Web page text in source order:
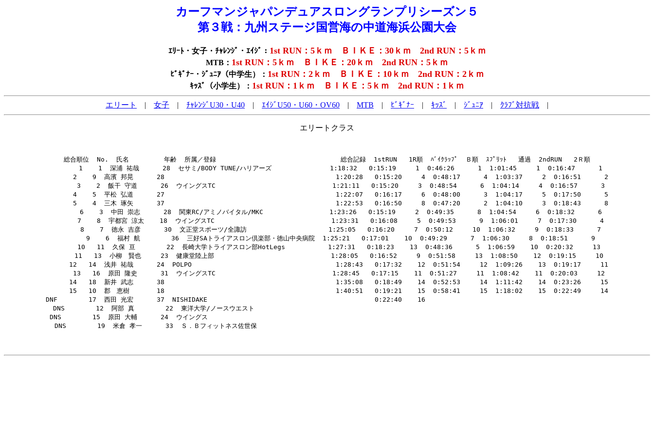
カーフマンジャパンデュアスロングランプリシーズン５
第３戦：九州ステージ国営海の中道海浜公園大会
ｴﾘｰﾄ・女子・ﾁｬﾚﾝｼﾞ・ｴｲｼﾞ： 1st RUN：5ｋｍ ＢＩＫＥ：30ｋｍ 2nd RUN：5ｋｍ
MTB： 1st RUN：5ｋｍ ＢＩＫＥ：20ｋｍ 2nd RUN：5ｋｍ
ﾋﾞｷﾞﾅｰ・ｼﾞｭﾆｱ（中学生）： 1st RUN：2ｋｍ ＢＩＫＥ：10ｋｍ 2nd RUN：2ｋｍ
ｷｯｽﾞ（小学生）： 1st RUN：1ｋｍ ＢＩＫＥ：5ｋｍ 2nd RUN：1ｋｍ
エリート | 女子 | ﾁｬﾚﾝｼﾞU30・U40 | ｴｲｼﾞU50・U60・OV60 | MTB | ﾋﾞｷﾞﾅｰ | ｷｯｽﾞ | ｼﾞｭﾆｱ | ｸﾗﾌﾞ対抗戦 |
エリートクラス
総合順位  No.  氏名         年齢  所属／登録                                総合記録  1stRUN   1R順  ﾊﾞｲｸﾗｯﾌﾟ  Ｂ順  ｽﾌﾟﾘｯﾄ   通過  2ndRUN   2Ｒ順
        1    1  深浦 祐哉      28  セサミ/BODY TUNE/ハリアーズ               1:18:32   0:15:19     1  0:46:26      1  1:01:45     1  0:16:47      1
        2    9  高濱 邦晃      28                                            1:20:28   0:15:20     4  0:48:17      4  1:03:37     2  0:16:51      2
        3    2  飯干 守道      26  ウイングスTC                              1:21:11   0:15:20     3  0:48:54      6  1:04:14     4  0:16:57      3
        4    5  平松 弘道      27                                            1:22:07   0:16:17     6  0:48:00      3  1:04:17     5  0:17:50      5
        5    4  三木 琢矢      37                                            1:22:53   0:16:50     8  0:47:20      2  1:04:10     3  0:18:43      8
        6    3  中田 崇志      28  関東RC/アミノバイタル/MKC                 1:23:26   0:15:19     2  0:49:35      8  1:04:54     6  0:18:32      6
        7    8  宇都宮 涼太    18  ウイングスTC                              1:23:31   0:16:08     5  0:49:53      9  1:06:01     7  0:17:30      4
        8    7  徳永 吉彦      30  文正堂スポーツ/全諏訪                     1:25:05   0:16:20     7  0:50:12     10  1:06:32     9  0:18:33      7
        9    6  福村 航        36  三好SAトライアスロン倶楽部・徳山中央病院  1:25:21   0:17:01    10  0:49:29      7  1:06:30     8  0:18:51      9
       10   11  久保 亘        22  長崎大学トライアスロン部HotLegs           1:27:31   0:18:23    13  0:48:36      5  1:06:59    10  0:20:32     13
       11   13  小柳　賢也     23  健康堂陸上部                              1:28:05   0:16:52     9  0:51:58     13  1:08:50    12  0:19:15     10
       12   14  浅井 祐哉      24  POLPO                                     1:28:43   0:17:32    12  0:51:54     12  1:09:26    13  0:19:17     11
       13   16  原田 隆史      31  ウイングスTC                              1:28:45   0:17:15    11  0:51:27     11  1:08:42    11  0:20:03     12
       14   18  新井 武志      38                                            1:35:08   0:18:49    14  0:52:53     14  1:11:42    14  0:23:26     15
       15   10  郡　恵樹       18                                            1:40:51   0:19:21    15  0:58:41     15  1:18:02    15  0:22:49     14
DNF        17  西田 光宏      37  NISHIDAKE                                           0:22:40    16
DNS        12  阿部 真        22  東洋大学/ノースウエスト
DNS        15  原田 大輔      24  ウイングス